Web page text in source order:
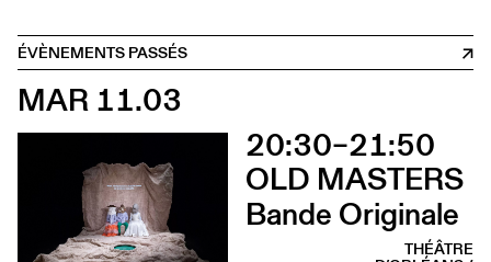
ÉVÈNEMENTS PASSÉS
MAR 11.03
20:30–21:50
OLD MASTERS
Bande Originale
THÉÂTRE